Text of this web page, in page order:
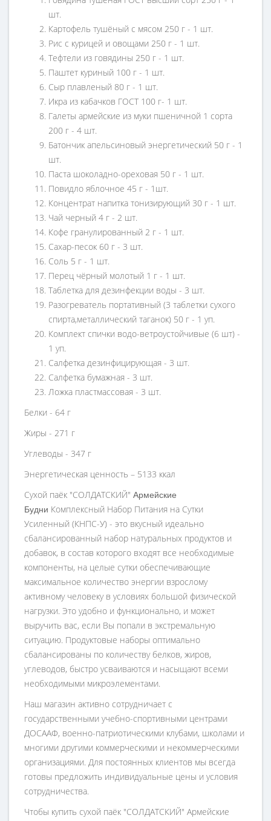
шт.
Картофель тушёный с мясом 250 г - 1 шт.
Рис с курицей и овощами 250 г - 1 шт.
Тефтели из говядины 250 г - 1 шт.
Паштет куриный 100 г - 1 шт.
Сыр плавленый 80 г - 1 шт.
Икра из кабачков ГОСТ 100 г- 1 шт.
Галеты армейские из муки пшеничной 1 сорта
200 г - 4 шт.
Батончик апельсиновый энергетический 50 г - 1
шт.
Паста шоколадно-ореховая 50 г - 1 шт.
Повидло яблочное 45 г - 1шт.
Концентрат напитка тонизирующий 30 г - 1 шт.
Чай черный 4 г - 2 шт.
Кофе гранулированный 2 г - 1 шт.
Сахар-песок 60 г - 3 шт.
Соль 5 г - 1 шт.
Перец чёрный молотый 1 г - 1 шт.
Таблетка для дезинфекции воды - 3 шт.
Разогреватель портативный (3 таблетки сухого
спирта,металлический таганок) 50 г - 1 уп.
Комплект спички водо-ветроустойчивые (6 шт) -
1 уп.
Салфетка дезинфицирующая - 3 шт.
Салфетка бумажная - 3 шт.
Ложка пластмассовая - 3 шт.
Белки - 64 г
Жиры - 271 г
Углеводы - 347 г
Энергетическая ценность – 5133 ккал
Сухой паёк "СОЛДАТСКИЙ" Армейские
Будни Комплексный Набор Питания на Сутки
Усиленный (КНПС-У) - это вкусный идеально
сбалансированный набор натуральных продуктов и
добавок, в состав которого входят все необходимые
компоненты, на целые сутки обеспечивающие
максимальное количество энергии взрослому
активному человеку в условиях большой физической
нагрузки. Это удобно и функционально, и может
выручить вас, если Вы попали в экстремальную
ситуацию. Продуктовые наборы оптимально
сбалансированы по количеству белков, жиров,
углеводов, быстро усваиваются и насыщают всеми
необходимыми микроэлементами.
Наш магазин активно сотрудничает с
государственными учебно-спортивными центрами
ДОСААФ, военно-патриотическими клубами, школами и
многими другими коммерческими и некоммерческими
организациями. Для постоянных клиентов мы всегда
готовы предложить индивидуальные цены и условия
сотрудничества.
Чтобы купить сухой паёк "СОЛДАТСКИЙ" Армейские